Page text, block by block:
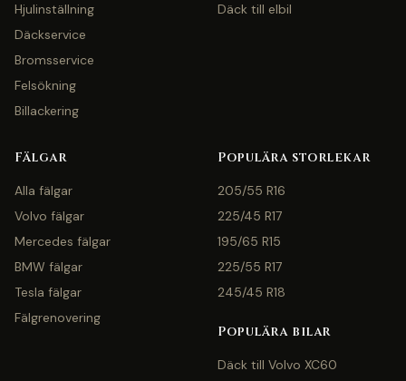
Hjulinställning
Däckservice
Bromsservice
Felsökning
Billackering
Däck till elbil
Fälgar
Alla fälgar
Volvo fälgar
Mercedes fälgar
BMW fälgar
Tesla fälgar
Fälgrenovering
Populära storlekar
205/55 R16
225/45 R17
195/65 R15
225/55 R17
245/45 R18
Populära bilar
Däck till Volvo XC60